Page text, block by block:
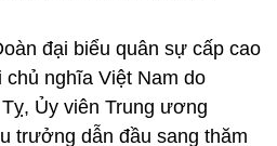
đại biểu quân sự cấp cao
nghĩa Việt Nam do
Ủy viên Trung ương
trưởng dẫn đầu sang thăm